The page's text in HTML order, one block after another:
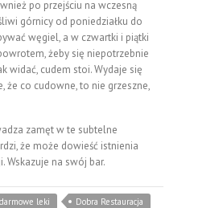
po przejściu na wczesną
górnicy od poniedziałku do
węgiel, a w czwartki i piątki
żeby się niepotrzebnie
widać, cudem stoi. Wydaje się
że co cudowne, to nie grzeszne,
zamęt w te subtelne
że może dowieść istnienia
Wskazuje na swój bar.
darmowe leki
Dobra Restauracja